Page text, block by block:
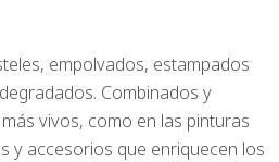
empolvados, estampados
Combinados y
vivos, como en las pinturas
y accesorios que enriquecen los